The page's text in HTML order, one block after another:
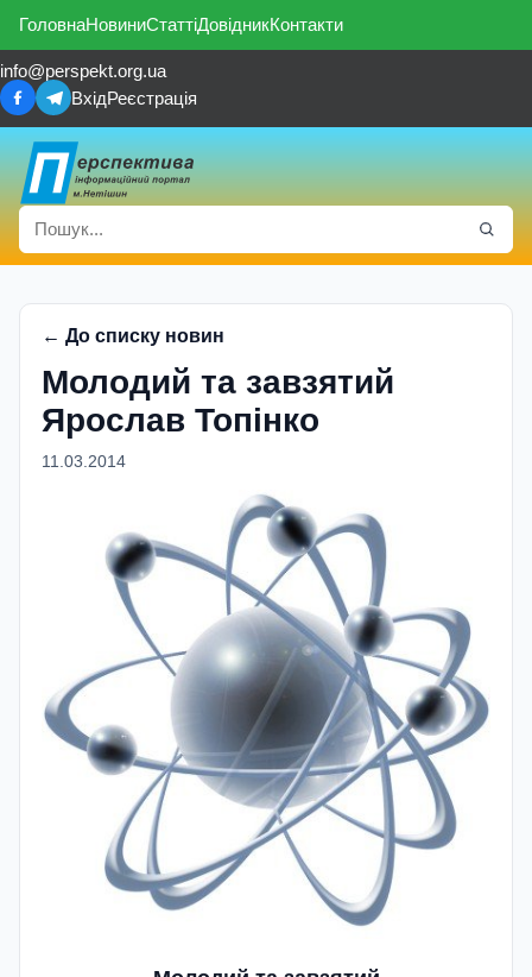
ГоловнаНовиниСтаттіДовідникКонтакти
info@perspekt.org.ua
ВхідРеєстрація
← До списку новин
Молодий та завзятий
Ярослав Топінко
11.03.2014